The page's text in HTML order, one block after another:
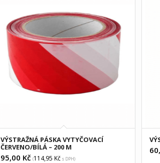
VÝSTRAŽNÁ PÁSKA VYTYČOVACÍ
ČERVENO/BÍLÁ – 200 M
95,00 Kč (114,95 Kčs DPH)